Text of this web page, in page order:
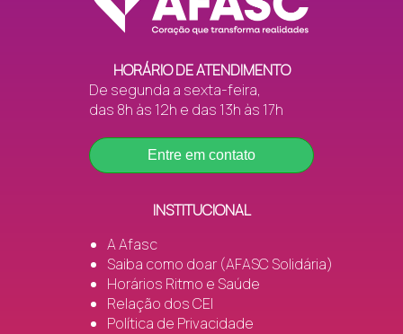
HORÁRIO DE ATENDIMENTO
De segunda a sexta-feira,
das 8h às 12h e das 13h às 17h
Entre em contato
INSTITUCIONAL
A Afasc
Saiba como doar (AFASC Solidária)
Horários Ritmo e Saúde
Relação dos CEI
Política de Privacidade